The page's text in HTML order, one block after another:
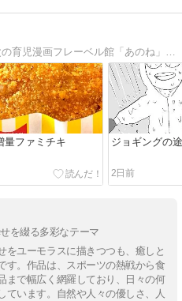
水曜社より書籍化！親バカ父の育児漫画フレーベル館「あのね」で４月から連載決定
量ファミチキ ジョギングの
2日前
を綴る多彩なテーマ
をユーモラスに描きつつも、癒しと
す。作品は、スポーツの熱戦から食
まで幅広く網羅しており、日々の何
ています。自然や人々の優しさ、人